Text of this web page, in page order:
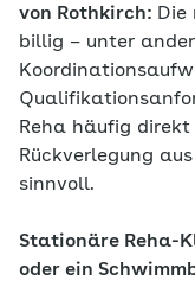
von Rothkirch: Die
billig – unter
Reha häufig
Rückverlegung
sinnvoll.
Stationäre Reha-
oder ein